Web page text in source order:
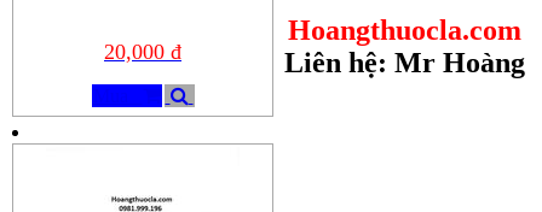
20,000 đ
Hoangthuocla.com
Liên hệ: Mr Hoàng